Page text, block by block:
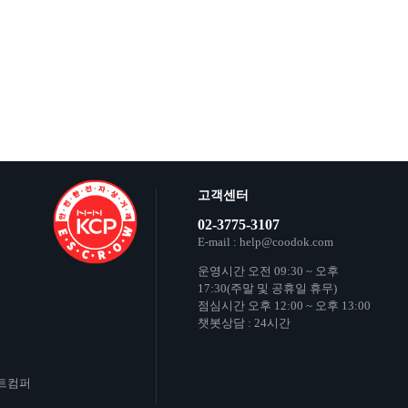
컴퍼
고객센터
02-3775-3107
E-mail : help@coodok.com
운영시간 오전 09:30 ~ 오후
17:30(주말 및 공휴일 휴무)
점심시간 오후 12:00 ~ 오후 13:00
챗봇상담 : 24시간